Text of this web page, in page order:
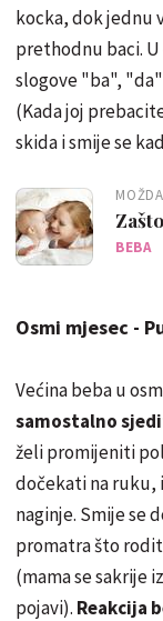
kocka, dok jednu
prethodnu baci.
slogove "ba",
(Kada joj
skida i smije se
BEBA
Osmi mjesec -
Većina beba u
samostalno
želi promijeniti
dočekati na ruku,
naginje. Smije se
promatra što
(mama se sakrije
pojavi). Reakcija